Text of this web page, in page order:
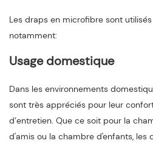
Les draps en microfibre sont
notamment:
Usage domestique
Dans les environnements
sont très appréciés pour leur
d’entretien. Que ce soit pour la
d'amis ou la chambre d'enfants,